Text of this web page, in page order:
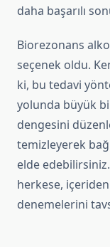
daha başarılı
Biorezonans
seçenek oldu.
ki, bu tedavi
yolunda büyük
dengesini
temizleyerek
elde
herkese,
denemelerini